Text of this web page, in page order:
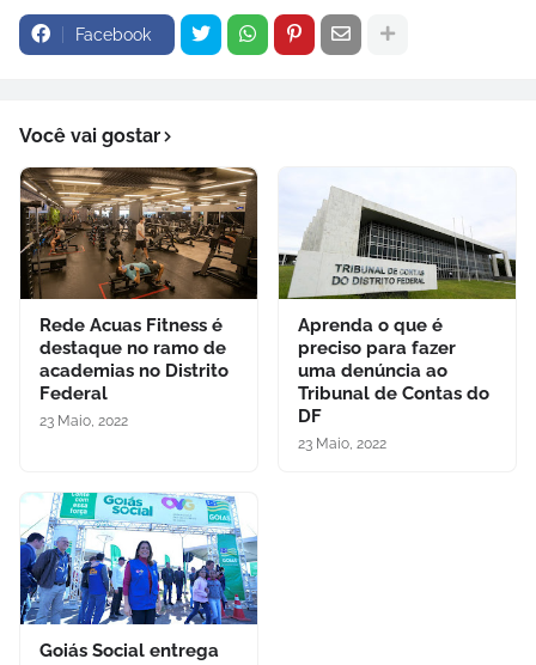
Facebook
Você vai gostar
Rede Acuas Fitness é
destaque no ramo de
academias no Distrito
Federal
23 Maio, 2022
Aprenda o que é
preciso para fazer
uma denúncia ao
Tribunal de Contas do
DF
23 Maio, 2022
Goiás Social entrega